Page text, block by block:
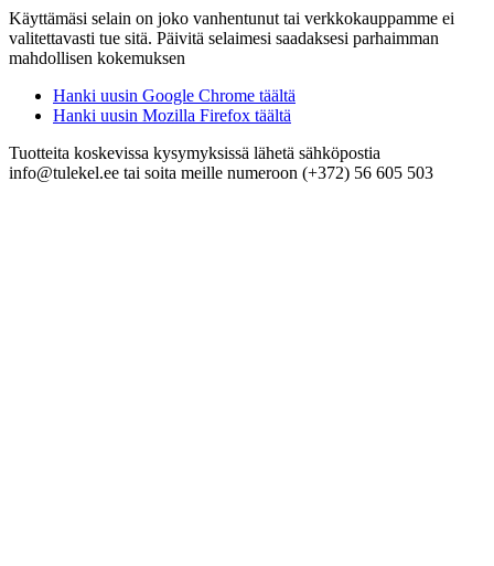
Käyttämäsi selain on joko vanhentunut tai verkkokauppamme ei
valitettavasti tue sitä. Päivitä selaimesi saadaksesi parhaimman
mahdollisen kokemuksen
Hanki uusin Google Chrome täältä
Hanki uusin Mozilla Firefox täältä
Tuotteita koskevissa kysymyksissä lähetä sähköpostia
info@tulekel.ee tai soita meille numeroon (+372) 56 605 503